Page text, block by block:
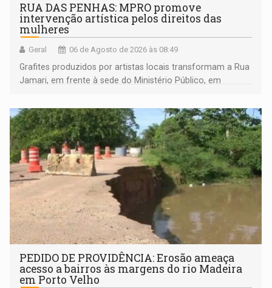
RUA DAS PENHAS: MPRO promove
intervenção artística pelos direitos das
mulheres
Geral 06 de Agosto de 2026 às 08:49
Grafites produzidos por artistas locais transformam a Rua
Jamari, em frente à sede do Ministério Público, em
da Penha e o enfrentamento à violência
PEDIDO DE PROVIDÊNCIA: Erosão ameaça
acesso a bairros às margens do rio Madeira
em Porto Velho